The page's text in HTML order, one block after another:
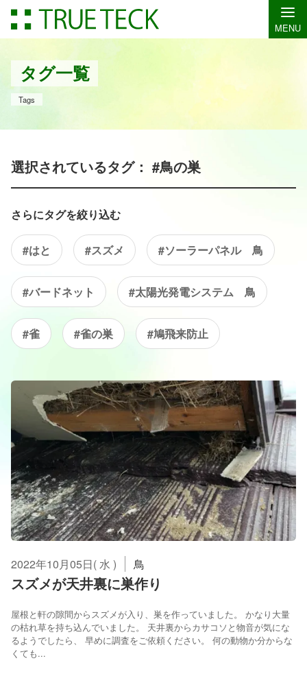
MENU
タグ一覧
Tags
選択されているタグ： #鳥の巣
さらにタグを絞り込む
#はと #スズメ #ソーラーパネル 鳥
#バードネット #太陽光発電システム 鳥
#雀 #雀の巣 #鳩飛来防止
2022年10月05日( 水 ) 鳥
スズメが天井裏に巣作り
屋根と軒の隙間からスズメが入り、巣を作っていました。 かなり大量
の枯れ草を持ち込んでいました。 天井裏からカサコソと物音が気にな
るようでしたら、 早めに調査をご依頼ください。 何の動物か分からな
くても...